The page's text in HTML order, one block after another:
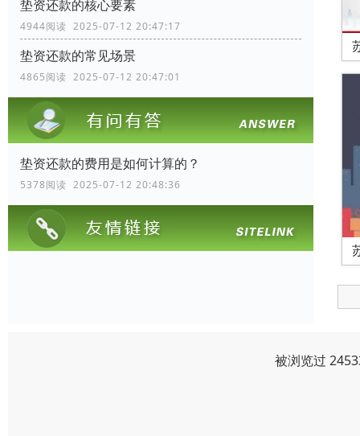
垫资还款的核心要素
4944阅读 2025-07-12 20:47:17
垫资还款的常见场景
4865阅读 2025-07-12 20:47:01
垫资还款的费用是如何计算的？
5378阅读 2025-07-12 20:48:36
被浏览过